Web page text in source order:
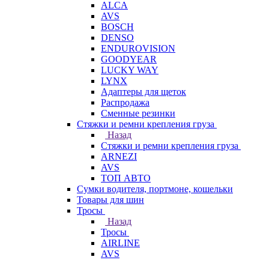
ALCA
AVS
BOSCH
DENSO
ENDUROVISION
GOODYEAR
LUCKY WAY
LYNX
Адаптеры для щеток
Распродажа
Сменные резинки
Стяжки и ремни крепления груза
Назад
Стяжки и ремни крепления груза
ARNEZI
AVS
ТОП АВТО
Сумки водителя, портмоне, кошельки
Товары для шин
Тросы
Назад
Тросы
AIRLINE
AVS